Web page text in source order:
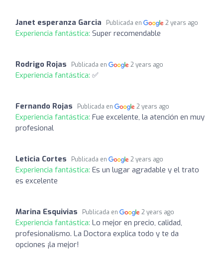
Janet esperanza Garcia Publicada en 2 years ago
Experiencia fantástica: Super recomendable
Rodrigo Rojas Publicada en 2 years ago
Experiencia fantástica: ✅
Fernando Rojas Publicada en 2 years ago
Experiencia fantástica: Fue excelente, la atención en muy
profesional
Leticia Cortes Publicada en 2 years ago
Experiencia fantástica: Es un lugar agradable y el trato
es excelente
Marina Esquivias Publicada en 2 years ago
Experiencia fantástica: Lo mejor en precio, calidad,
profesionalismo. La Doctora explica todo y te da
opciones ¡la mejor!